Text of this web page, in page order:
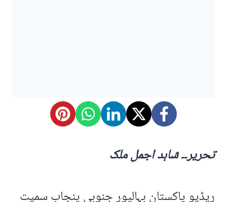
تحریر۔۔ شاہد اجمل ملک
ریڈیو پاکستان بہالپور جنوبی پنجاب سمیت